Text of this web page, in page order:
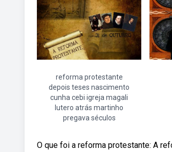
reforma protestante
depois teses nascimento
cunha cebi igreja magali
lutero atrás martinho
pregava séculos
O que foi a reforma protestante: A